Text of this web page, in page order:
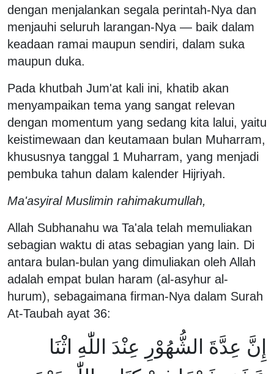
dengan menjalankan segala perintah-Nya dan
menjauhi seluruh larangan-Nya — baik dalam
keadaan ramai maupun sendiri, dalam suka
maupun duka.
Pada khutbah Jum'at kali ini, khatib akan
menyampaikan tema yang sangat relevan
dengan momentum yang sedang kita lalui, yaitu
keistimewaan dan keutamaan bulan Muharram,
khususnya tanggal 1 Muharram, yang menjadi
pembuka tahun dalam kalender Hijriyah.
Ma'asyiral Muslimin rahimakumullah,
Allah Subhanahu wa Ta'ala telah memuliakan
sebagian waktu di atas sebagian yang lain. Di
antara bulan-bulan yang dimuliakan oleh Allah
adalah empat bulan haram (al-asyhur al-
hurum), sebagaimana firman-Nya dalam Surah
At-Taubah ayat 36:
إِنَّ عِدَّةَ الشُّهُوْرِ عِنْدَ اللّٰهِ اثْنَا